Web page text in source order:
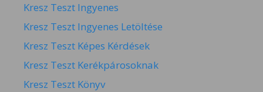
Kresz Teszt Ingyenes
Kresz Teszt Ingyenes Letöltése
Kresz Teszt Képes Kérdések
Kresz Teszt Kerékpárosoknak
Kresz Teszt Könyv